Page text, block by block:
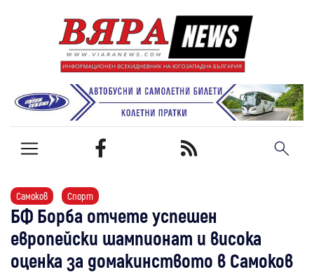
Самоков Спорт
БФ Борба отчете успешен
европейски шампионат и висока
оценка за домакинството в Самоков